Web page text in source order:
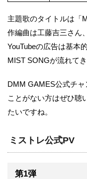
主題歌のタイトルは「
作編曲は工藤吉三さん
YouTubeの広告は基本
MIST SONGが流れて
DMM GAMES公式チ
ことがない方はぜひ聴
たいですね。
ミストレ公式PV
第1弾